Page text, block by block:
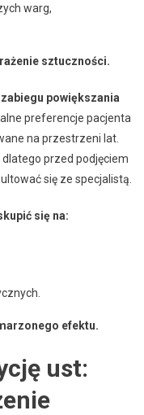
warg,
sztuczności.
powiększania
preferencje pacjenta
na przestrzeni lat.
dlatego przed podjęciem
się ze specjalistą.
się na:
efektu.
ust: